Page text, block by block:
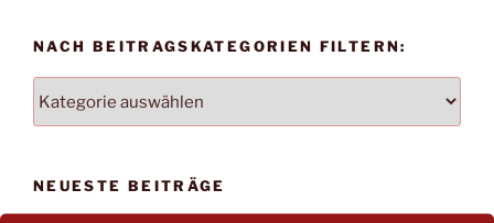
NACH BEITRAGSKATEGORIEN FILTERN:
BEITRAGSKATEGORIEN
NEUESTE BEITRÄGE